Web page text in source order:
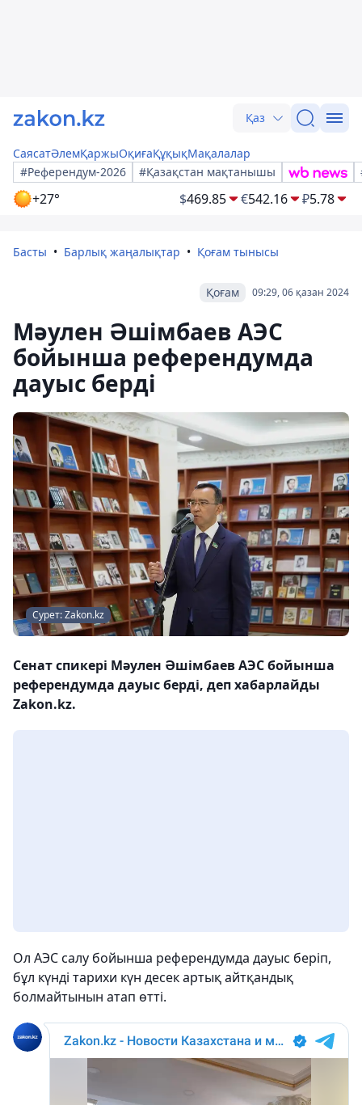
Қаз
СаясатӘлемҚаржыОқиғаҚұқықМақалалар
#Референдум-2026
#Қазақстан мақтанышы
+27° $469.85 €542.16 ₽5.78
Басты Барлық жаңалықтар Қоғам тынысы
09:29, 06 қазан 2024
Қоғам
Мәулен Әшімбаев АЭС
бойынша референдумда
дауыс берді
Сурет: Zakon.kz
Сенат спикері Мәулен Әшімбаев АЭС бойынша
референдумда дауыс берді, деп хабарлайды
Zakon.kz.
Ол АЭС салу бойынша референдумда дауыс беріп,
бұл күнді тарихи күн десек артық айтқандық
болмайтынын атап өтті.